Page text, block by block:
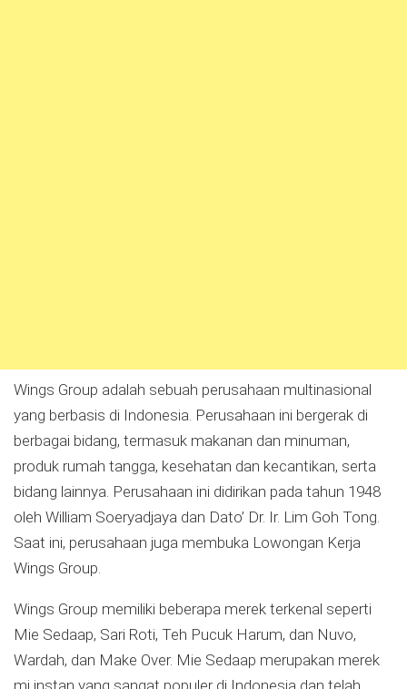
Wings Group adalah sebuah perusahaan multinasional
yang berbasis di Indonesia. Perusahaan ini bergerak di
berbagai bidang, termasuk makanan dan minuman,
produk rumah tangga, kesehatan dan kecantikan, serta
bidang lainnya. Perusahaan ini didirikan pada tahun 1948
oleh William Soeryadjaya dan Dato’ Dr. Ir. Lim Goh Tong.
Saat ini, perusahaan juga membuka Lowongan Kerja
Wings Group.
Wings Group memiliki beberapa merek terkenal seperti
Mie Sedaap, Sari Roti, Teh Pucuk Harum, dan Nuvo,
Wardah, dan Make Over. Mie Sedaap merupakan merek
mi instan yang sangat populer di Indonesia dan telah